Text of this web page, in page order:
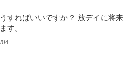
すればいいですか？ 放デイに将来
す。
04